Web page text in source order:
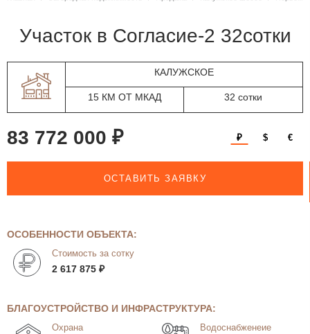
участок в Согласие-2 32сотки
КАЛУЖСКОЕ
15 КМ ОТ МКАД 32 сотки
83 772 000 ₽ ₽ $ €
ОСТАВИТЬ ЗАЯВКУ
ОСОБЕННОСТИ ОБЪЕКТА:
Стоимость за сотку
2 617 875 ₽
БЛАГОУСТРОЙСТВО И ИНФРАСТРУКТУРА:
Охрана Водоснабженеие